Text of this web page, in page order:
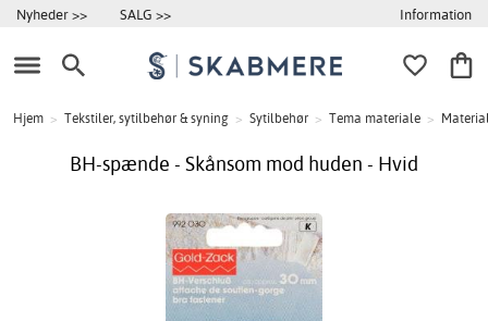
Nyheder >> SALG >> Information
Hjem > Tekstiler, sytilbehør & syning > Sytilbehør > Tema materiale >
BH-spænde - Skånsom mod huden - Hvid